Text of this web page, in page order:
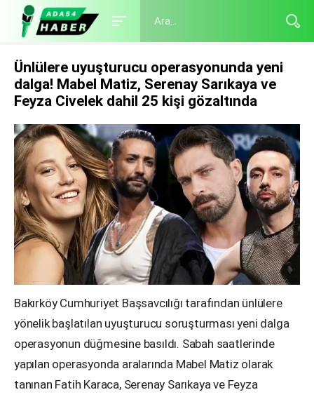
Ünlülere uyuşturucu operasyonunda yeni
dalga! Mabel Matiz, Serenay Sarıkaya ve
Feyza Civelek dahil 25 kişi gözaltında
Bakırköy Cumhuriyet Başsavcılığı tarafından ünlülere
yönelik başlatılan uyuşturucu soruşturması yeni dalga
operasyonun düğmesine basıldı. Sabah saatlerinde
yapılan operasyonda aralarında Mabel Matiz olarak
tanınan Fatih Karaca, Serenay Sarıkaya ve Feyza